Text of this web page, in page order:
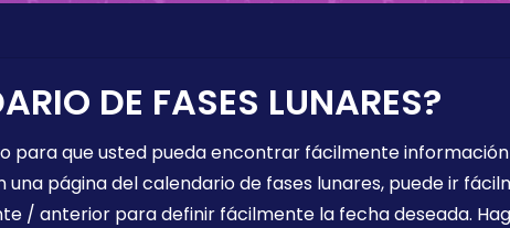
DE FASES LUNARES?
para que usted pueda encontrar fácilmente
página del calendario de fases lunares, puede ir
/ anterior para definir fácilmente la fecha deseada.